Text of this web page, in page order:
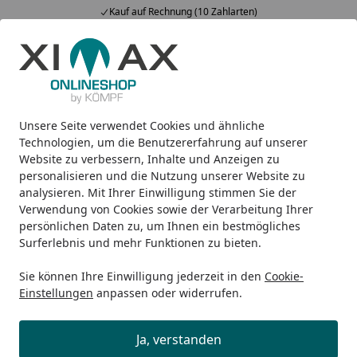
Unsere Seite verwendet Cookies und ähnliche
Technologien, um die Benutzererfahrung auf unserer
Website zu verbessern, Inhalte und Anzeigen zu
personalisieren und die Nutzung unserer Website zu
analysieren. Mit Ihrer Einwilligung stimmen Sie der
Verwendung von Cookies sowie der Verarbeitung Ihrer
persönlichen Daten zu, um Ihnen ein bestmögliches
Surferlebnis und mehr Funktionen zu bieten.
Sie können Ihre Einwilligung jederzeit in den Cookie-
Einstellungen anpassen oder widerrufen.
Ja, verstanden
Kauf auf Rechnung (10 Zahlarten)
Alle Produkte
Mein Konto
Suchen
Startseite
Design-Carports Portoforte Ximax Carport Portoforte
Ximax Carport Portoforte Typ 60
Mini 495 x 201 cm